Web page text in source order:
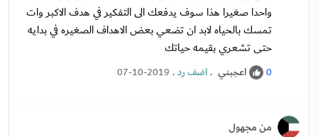
واحدا صغيرا هذا سوف يدفعك الى التفكير في هدف الاكبر وات
تمسك بالحياه لابد ان تضعي بعض الاهداف الصغيره في بدايه
حتى تشعري بقيمه حياتك
0 اعجبني .اضف رد.
07-10-2019
من مجهول